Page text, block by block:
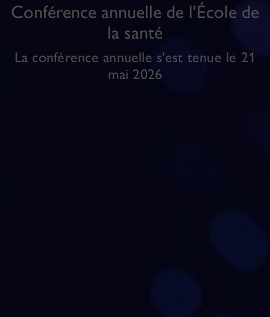
Conférence annuelle de l'École de
la santé
La conférence annuelle s'est tenue le 21
mai 2026